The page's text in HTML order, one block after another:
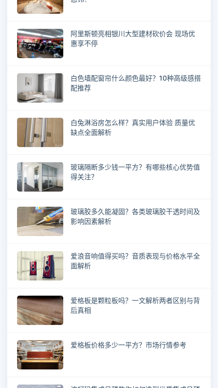
阿里斯顿亮相银川大型建材砍价会 现场优
惠享不停
白色墙配窗帘什么颜色最好？10种高级感搭
配推荐
白兔淋浴房怎么样？真实用户体验 质量优
缺点全面解析
玻璃隔断多少钱一平方？有哪些核心优势值
得关注？
玻璃胶多久能凝固？各类玻璃胶干透时间及
影响因素解析
爱浪音响值得买吗？音质表现与价格水平全
面解析
爱格板是颗粒板吗？一文解析两者区别与背
后真相
爱格板价格多少一平方？市场行情参考